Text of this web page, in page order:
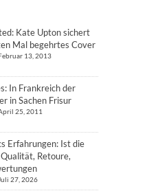
Kate Upton sichert
Mal begehrtes Cover
13, 2013
In Frankreich der
in Sachen Frisur
25, 2011
Erfahrungen: Ist die
Retoure,
27, 2026